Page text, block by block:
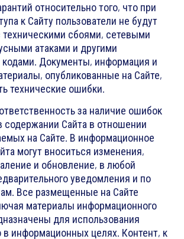
относительно того, что при
к Сайту пользователи не будут
техническими сбоями, сетевыми
атаками и другими
Документы, информация и
опубликованные на Сайте,
технические ошибки.
за наличие ошибок
содержании Сайта в отношении
на Сайте. В информационное
могут вноситься изменения,
и обновление, в любой
уведомления и по
Все размещенные на Сайте
материалы информационного
для использования
в информационных целях. Контент, к